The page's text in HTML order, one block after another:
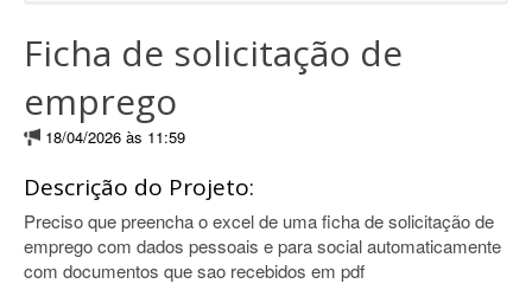
Ficha de solicitação de
emprego
18/04/2026 às 11:59
Descrição do Projeto:
Preciso que preencha o excel de uma ficha de solicitação de
emprego com dados pessoais e para social automaticamente
com documentos que sao recebidos em pdf